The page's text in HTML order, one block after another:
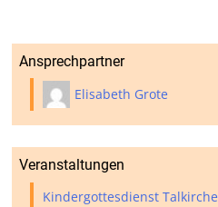
Ansprechpartner
Elisabeth Grote
Veranstaltungen
Kindergottesdienst Talkirche